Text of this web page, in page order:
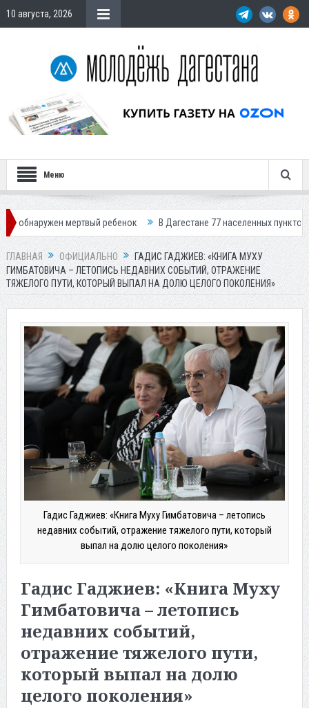
10 августа, 2026
Меню
мертвый ребенок В Дагестане 77 населенных пунктов остались
ГЛАВНАЯ ОФИЦИАЛЬНО
ГАДИС ГАДЖИЕВ: «КНИГА МУХУ
ГИМБАТОВИЧА – ЛЕТОПИСЬ НЕДАВНИХ СОБЫТИЙ, ОТРАЖЕНИЕ
ТЯЖЕЛОГО ПУТИ, КОТОРЫЙ ВЫПАЛ НА ДОЛЮ ЦЕЛОГО ПОКОЛЕНИЯ»
Гадис Гаджиев: «Книга Муху Гимбатовича – летопись
недавних событий, отражение тяжелого пути, который
выпал на долю целого поколения»
Гадис Гаджиев: «Книга Муху
Гимбатовича – летопись
недавних событий,
отражение тяжелого пути,
который выпал на долю
целого поколения»